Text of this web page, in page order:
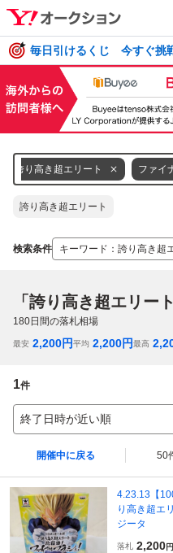
毎日引けるくじ 今すぐ挑
誇り高き超エリート ファイ
誇り高き超エリート
検索条件 キーワード ： 誇り高き超
180日間の落札相場
最安 2,200円平均 2,200円最高
1件
終了日時が近い順
開催中に戻る 50
4.23.13【
り高き超エ
ジータ
落札 2,200円